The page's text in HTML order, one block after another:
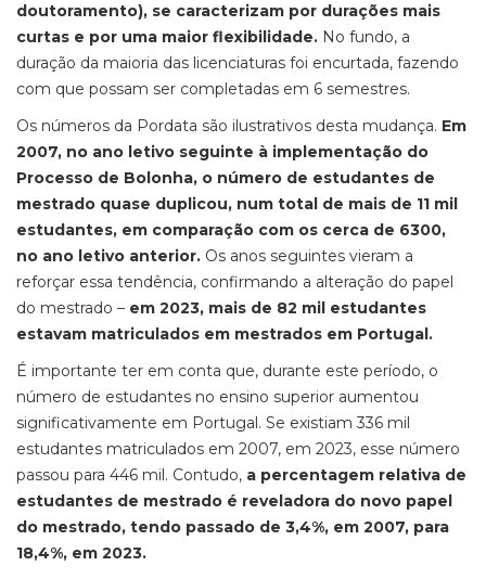
doutoramento), se caracterizam por durações mais
curtas e por uma maior flexibilidade. No fundo, a
duração da maioria das licenciaturas foi encurtada, fazendo
com que possam ser completadas em 6 semestres.
Os números da Pordata são ilustrativos desta mudança. Em
2007, no ano letivo seguinte à implementação do
Processo de Bolonha, o número de estudantes de
mestrado quase duplicou, num total de mais de 11 mil
estudantes, em comparação com os cerca de 6300,
no ano letivo anterior. Os anos seguintes vieram a
reforçar essa tendência, confirmando a alteração do papel
do mestrado – em 2023, mais de 82 mil estudantes
estavam matriculados em mestrados em Portugal.
É importante ter em conta que, durante este período, o
número de estudantes no ensino superior aumentou
significativamente em Portugal. Se existiam 336 mil
estudantes matriculados em 2007, em 2023, esse número
passou para 446 mil. Contudo, a percentagem relativa de
estudantes de mestrado é reveladora do novo papel
do mestrado, tendo passado de 3,4%, em 2007, para
18,4%, em 2023.